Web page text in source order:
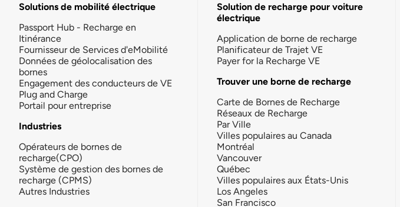
Solutions de mobilité électrique
Passport Hub - Recharge en
Itinérance
Fournisseur de Services d'eMobilité
Données de géolocalisation des
bornes
Engagement des conducteurs de VE
Plug and Charge
Portail pour entreprise
Industries
Opérateurs de bornes de
recharge(CPO)
Système de gestion des bornes de
recharge (CPMS)
Autres Industries
Solution de recharge pour voiture
électrique
Application de borne de recharge
Planificateur de Trajet VE
Payer for la Recharge VE
Trouver une borne de recharge
Carte de Bornes de Recharge
Réseaux de Recharge
Par Ville
Villes populaires au Canada
Montréal
Vancouver
Québec
Villes populaires aux États-Unis
Los Angeles
San Francisco